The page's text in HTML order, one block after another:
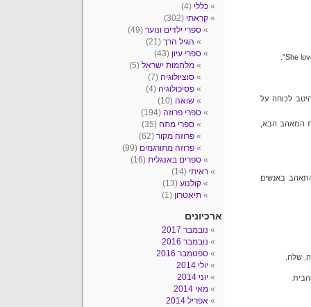
לכוחה על
המאהב הבא,
באנשים
שלה.
כללי (4)
קראתי (302)
ספרי ילדים ונוער (49)
הגיל הרך (21)
ספרי עיון (43)
מלחמות ישראל (5)
סוציולוגיה (7)
פסיכולוגיה (4)
שואה (10)
ספרי פרוזה (194)
ספרי מתח (35)
פרוזה מקור (62)
פרוזה מתורגמים (99)
ספרים באנגלית (16)
ראיתי (14)
קולנוע (13)
תיאטרון (1)
ארכיונים
נובמבר 2017
נובמבר 2016
ספטמבר 2016
יולי 2014
יוני 2014
מאי 2014
אפריל 2014